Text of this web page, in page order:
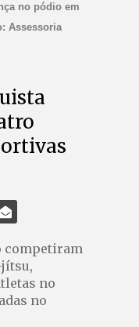
no pódio em
Assessoria
competiram
no
no